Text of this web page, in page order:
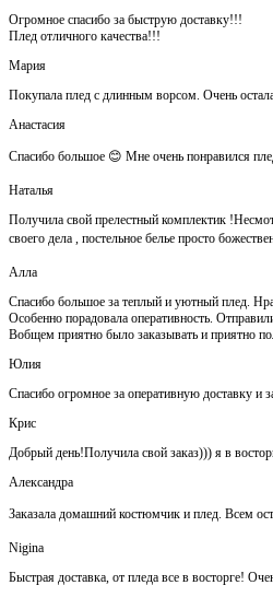
Огромное спасибо за быструю доставку!!!
Плед отличного качества!!!
Мария
Покупала плед с длинным ворсом. Очень
Анастасия
Спасибо большое 😊 Мне очень понравился
Наталья
Получила свой прелестный комплектик
своего дела , постельное белье просто
Алла
Спасибо большое за теплый и уютный плед.
Особенно порадовала оперативность.
Вобщем приятно было заказывать и приятно
Юлия
Спасибо огромное за оперативную доставку
Крис
Добрый день!Получила свой заказ))) я в
Александра
Заказала домашний костюмчик и плед. Всем
Nigina
Быстрая доставка, от пледа все в восторге!